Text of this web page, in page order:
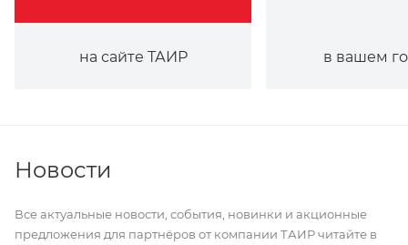
на сайте ТАИР в вашем
Новости
Все актуальные новости, события, новинки и акционные
предложения для партнёров от компании ТАИР читайте в